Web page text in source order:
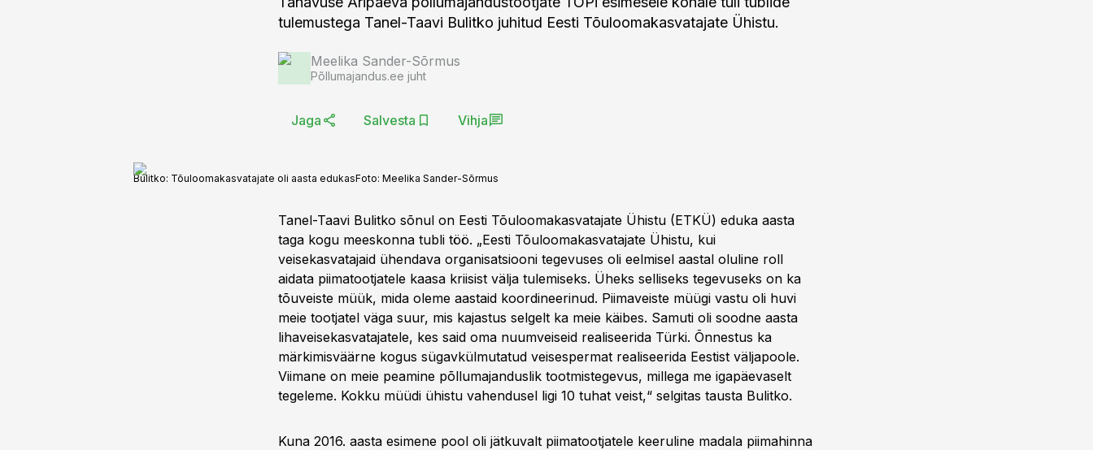
tulemustega Tanel-Taavi Bulitko juhitud Eesti Tõuloomakasvatajate Ühistu.
Meelika Sander-Sõrmus
Põllumajandus.ee juht
Jaga Salvesta Vihja
Bulitko: Tõuloomakasvatajate oli aasta edukasFoto: Meelika Sander-Sõrmus
Tanel-Taavi Bulitko sõnul on Eesti Tõuloomakasvatajate Ühistu (ETKÜ) eduka aasta
taga kogu meeskonna tubli töö. „Eesti Tõuloomakasvatajate Ühistu, kui
veisekasvatajaid ühendava organisatsiooni tegevuses oli eelmisel aastal oluline roll
aidata piimatootjatele kaasa kriisist välja tulemiseks. Üheks selliseks tegevuseks on ka
tõuveiste müük, mida oleme aastaid koordineerinud. Piimaveiste müügi vastu oli huvi
meie tootjatel väga suur, mis kajastus selgelt ka meie käibes. Samuti oli soodne aasta
lihaveisekasvatajatele, kes said oma nuumveiseid realiseerida Türki. Õnnestus ka
märkimisväärne kogus sügavkülmutatud veisespermat realiseerida Eestist väljapoole.
Viimane on meie peamine põllumajanduslik tootmistegevus, millega me igapäevaselt
tegeleme. Kokku müüdi ühistu vahendusel ligi 10 tuhat veist,“ selgitas tausta Bulitko.
Kuna 2016. aasta esimene pool oli jätkuvalt piimatootjatele keeruline madala piimahinna